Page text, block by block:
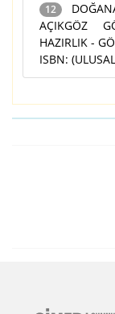
12
AÇIKGÖZ
HAZIRLIK -
ISBN: